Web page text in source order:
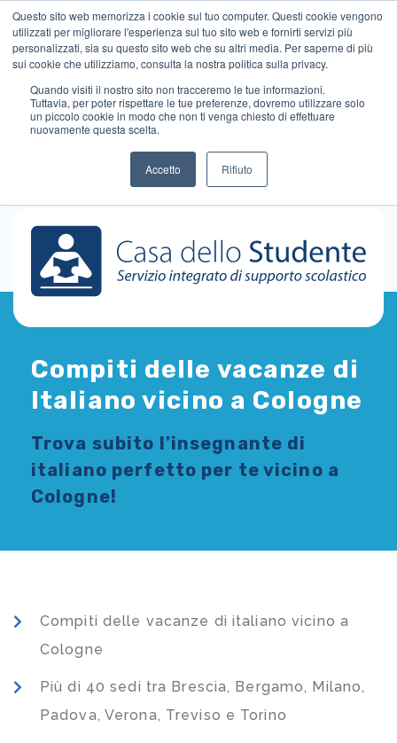
Questo sito web memorizza i cookie sul tuo computer. Questi cookie vengono
utilizzati per migliorare l'esperienza sul tuo sito web e fornirti servizi più
personalizzati, sia su questo sito web che su altri media. Per saperne di più
sui cookie che utilizziamo, consulta la nostra politica sulla privacy.
Quando visiti il ​​nostro sito non tracceremo le tue informazioni.
Tuttavia, per poter rispettare le tue preferenze, dovremo utilizzare solo
un piccolo cookie in modo che non ti venga chiesto di effettuare
nuovamente questa scelta.
Accetto Rifiuto
Compiti delle vacanze di
Italiano vicino a Cologne
Trova subito l'insegnante di
italiano perfetto per te vicino a
Cologne!
Compiti delle vacanze di italiano vicino a
Cologne
Più di 40 sedi tra Brescia, Bergamo, Milano,
Padova, Verona, Treviso e Torino